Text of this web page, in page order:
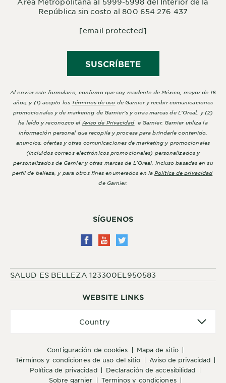
WEBSITE LINKS
configuración de cookies
mapa de sitio
términos y condiciones de uso del sitio
aviso de privacidad
política de privacidad
declaración de accesibilidad
sobre garnier
terminos y condiciones
Country
SÍGUENOS
SALUD ES BELLEZA 123300EL950583
República sin costo al 800 654 276 437
[email protected]
SUSCRÍBETE
Al enviar este formulario, confirmo que soy residente de México, mayor de 16
años, y (1) acepto los Términos de uso de Garnier y recibir comunicaciones
promocionales y de marketing de Garnier's y otras marcas de L'Oreal, y (2)
he leído y reconozco el Aviso de Privacidade Garnier. Garnier utiliza la
información personal que recopila y procesa para brindarle contenido,
anuncios, ofertas y otras comunicaciones de marketing y promocionales
(incluidos correos electrónicos promocionales) personalizados y
personalizados de Garnier y otras marcas de L'Oreal, incluso basadas en su
perfil de belleza, y para otros fines enumerados en la Política de privacidad
de Garnier.